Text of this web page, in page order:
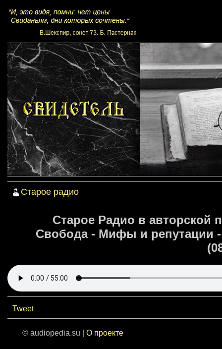
Старое радио
Старое Радио в авторской
Свобода - Мифы и репутации
Tweet
© audiopedia.su | О проекте